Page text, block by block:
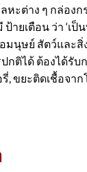
หะต่าง ๆ กล่อง
ายเตือน ว่า ‘เป็
มนุษย์ สัตว์และสิ่
กติได้ ต้องได้รับ
, ขยะติดเชื้อจา